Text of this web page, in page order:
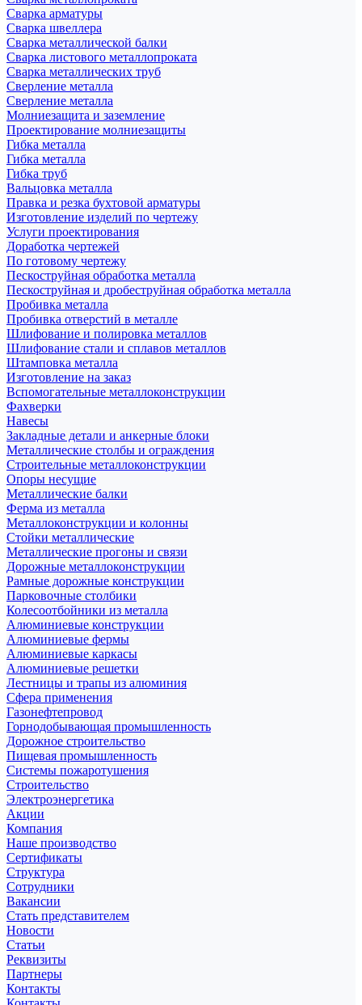
Сварка арматуры
Сварка швеллера
Сварка металлической балки
Сварка листового металлопроката
Сварка металлических труб
Сверление металла
Сверление металла
Молниезащита и заземление
Проектирование молниезащиты
Гибка металла
Гибка металла
Гибка труб
Вальцовка металла
Правка и резка бухтовой арматуры
Изготовление изделий по чертежу
Услуги проектирования
Доработка чертежей
По готовому чертежу
Пескоструйная обработка металла
Пескоструйная и дробеструйная обработка металла
Пробивка металла
Пробивка отверстий в металле
Шлифование и полировка металлов
Шлифование стали и сплавов металлов
Штамповка металла
Изготовление на заказ
Вспомогательные металлоконструкции
Фахверки
Навесы
Закладные детали и анкерные блоки
Металлические столбы и ограждения
Строительные металлоконструкции
Опоры несущие
Металлические балки
Ферма из металла
Металлоконструкции и колонны
Стойки металлические
Металлические прогоны и связи
Дорожные металлоконструкции
Рамные дорожные конструкции
Парковочные столбики
Колесоотбойники из металла
Алюминиевые конструкции
Алюминиевые фермы
Алюминиевые каркасы
Алюминиевые решетки
Лестницы и трапы из алюминия
Сфера применения
Газонефтепровод
Горнодобывающая промышленность
Дорожное строительство
Пищевая промышленность
Системы пожаротушения
Строительство
Электроэнергетика
Акции
Компания
Наше производство
Сертификаты
Структура
Сотрудники
Вакансии
Стать представителем
Новости
Статьи
Реквизиты
Партнеры
Контакты